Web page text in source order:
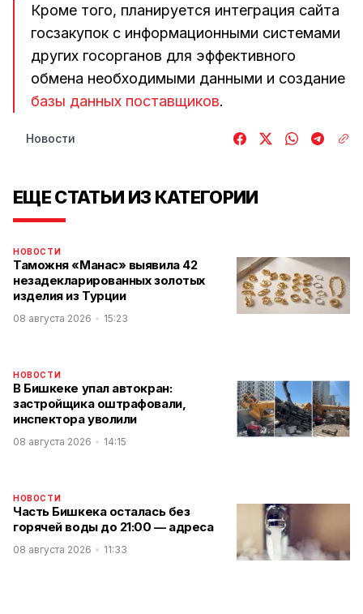
Кроме того, планируется интеграция сайта
госзакупок с информационными системами
других госорганов для эффективного
обмена необходимыми данными и создание
базы данных поставщиков.
Новости
ЕЩЕ СТАТЬИ ИЗ КАТЕГОРИИ
НОВОСТИ
Таможня «Манас» выявила 42
незадекларированных золотых
изделия из Турции
08 августа 2026 15:23
НОВОСТИ
В Бишкеке упал автокран:
застройщика оштрафовали,
инспектора уволили
08 августа 2026 14:15
НОВОСТИ
Часть Бишкека осталась без
горячей воды до 21:00 — адреса
08 августа 2026 11:33